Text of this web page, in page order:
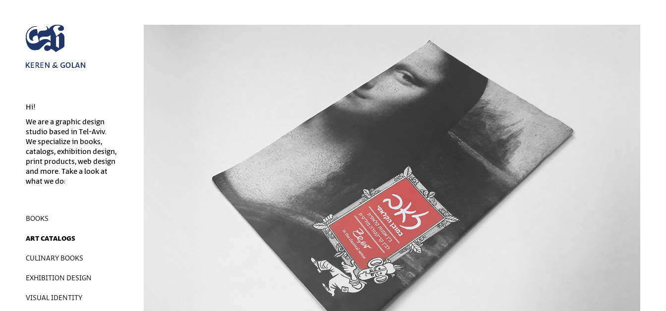
Hi!
We are a graphic design
studio based in Tel-Aviv.
We specialize in books,
catalogs, exhibition design,
print products, web design
and more. Take a look at
what we do:
BOOKS
ART CATALOGS
CULINARY BOOKS
EXHIBITION DESIGN
VISUAL IDENTITY